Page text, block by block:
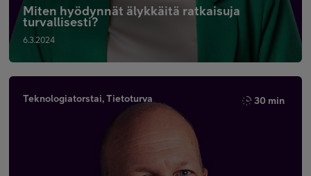
Miten hyödynnät älykkäitä ratkaisuja
turvallisesti?
6.3.2024
Teknologiatorstai, Tietoturva 30 min